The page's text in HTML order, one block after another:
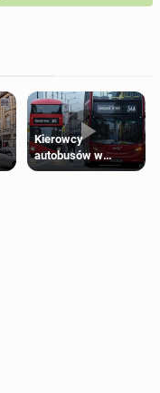
Kierowcy
autobusów w
Londynie